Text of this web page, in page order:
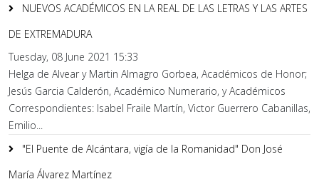
NUEVOS ACADÉMICOS EN LA REAL DE LAS LETRAS Y LAS ARTES
DE EXTREMADURA
Tuesday, 08 June 2021 15:33
Helga de Alvear y Martin Almagro Gorbea, Académicos de Honor;
Jesús Garcia Calderón, Académico Numerario, y Académicos
Correspondientes: Isabel Fraile Martín, Victor Guerrero Cabanillas,
Emilio...
"El Puente de Alcántara, vigía de la Romanidad" Don José
María Álvarez Martínez